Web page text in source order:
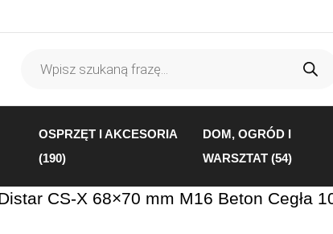
produktów
OSPRZĘT I AKCESORIA
(190)
DOM, OGRÓD I
WARSZTAT (54)
CS-X 68×70 mm M16 Beton Cegła